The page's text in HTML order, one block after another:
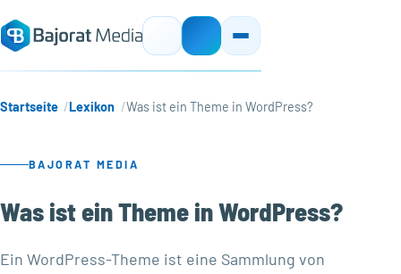
Startseite Lexikon Was ist ein Theme in WordPress?
BAJORAT MEDIA
Was ist ein Theme in WordPress?
Ein WordPress-Theme ist eine Sammlung von